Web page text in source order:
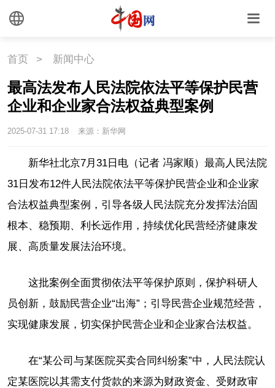
首页 > 新闻中心
最高法发布人民法院依法平等保护民营
企业和企业家合法权益典型案例
2025-07-31 17:18 来源：新华网
新华社北京7月31日电（记者 冯家顺）最高人民法院
31日发布12件人民法院依法平等保护民营企业和企业家
合法权益典型案例，引导各级人民法院充分发挥法治固
根本、稳预期、利长远作用，持续优化民营经济健康发
展、高质量发展法治环境。
这批案例全面贯彻依法平等保护原则，保护科研人
员创新，鼓励民营企业“出海”；引导民营企业规范经营，
实现健康发展，切实保护民营企业和企业家合法权益。
在“某公司与某医院买卖合同纠纷案”中，人民法院认
定某医院以其需支付货款的来源为财政资金、受财政审